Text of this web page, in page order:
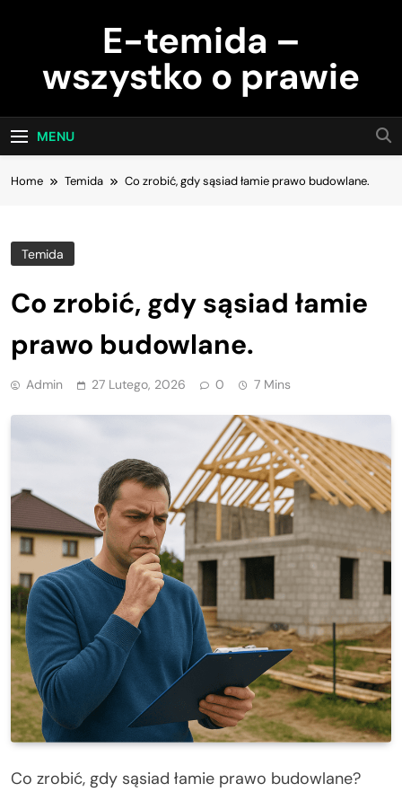
E-temida –
wszystko o prawie
MENU
Home Temida Co zrobić, gdy sąsiad łamie prawo budowlane.
Temida
Co zrobić, gdy sąsiad łamie
prawo budowlane.
Admin 27 Lutego, 2026 0 7 Mins
Co zrobić, gdy sąsiad łamie prawo budowlane?